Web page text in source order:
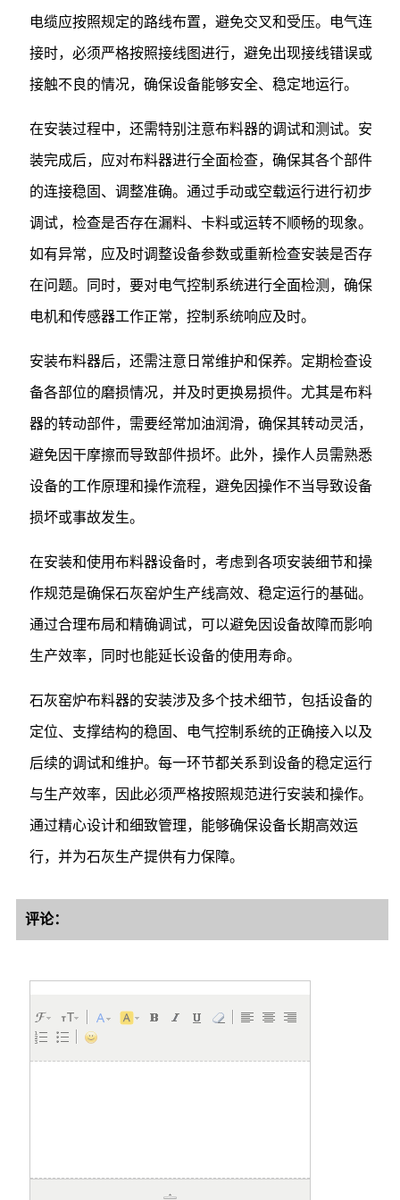
电缆应按照规定的路线布置，避免交叉和受压。电气连
接时，必须严格按照接线图进行，避免出现接线错误或
接触不良的情况，确保设备能够安全、稳定地运行。
在安装过程中，还需特别注意布料器的调试和测试。安
装完成后，应对布料器进行全面检查，确保其各个部件
的连接稳固、调整准确。通过手动或空载运行进行初步
调试，检查是否存在漏料、卡料或运转不顺畅的现象。
如有异常，应及时调整设备参数或重新检查安装是否存
在问题。同时，要对电气控制系统进行全面检测，确保
电机和传感器工作正常，控制系统响应及时。
安装布料器后，还需注意日常维护和保养。定期检查设
备各部位的磨损情况，并及时更换易损件。尤其是布料
器的转动部件，需要经常加油润滑，确保其转动灵活，
避免因干摩擦而导致部件损坏。此外，操作人员需熟悉
设备的工作原理和操作流程，避免因操作不当导致设备
损坏或事故发生。
在安装和使用布料器设备时，考虑到各项安装细节和操
作规范是确保石灰窑炉生产线高效、稳定运行的基础。
通过合理布局和精确调试，可以避免因设备故障而影响
生产效率，同时也能延长设备的使用寿命。
石灰窑炉布料器的安装涉及多个技术细节，包括设备的
定位、支撑结构的稳固、电气控制系统的正确接入以及
后续的调试和维护。每一环节都关系到设备的稳定运行
与生产效率，因此必须严格按照规范进行安装和操作。
通过精心设计和细致管理，能够确保设备长期高效运
行，并为石灰生产提供有力保障。
评论：